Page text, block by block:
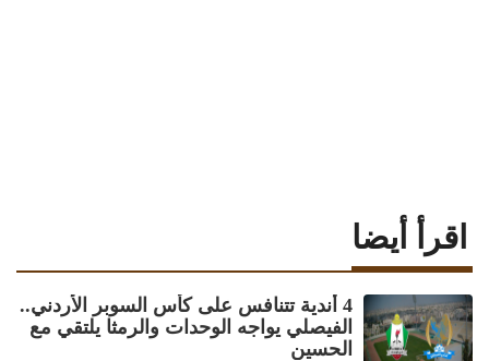
اقرأ أيضا
4 أندية تتنافس على كأس السوبر الأردني..
الفيصلي يواجه الوحدات والرمثا يلتقي مع
الحسين